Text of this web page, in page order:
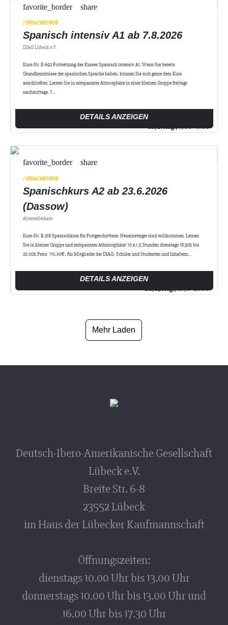
favorite_border share
/ SPRACHKURSE
Spanisch intensiv A1 ab 7.8.2026
DIAG Lübeck e.V.
Kurs-Nr. E-692 Fortsetzung des Kurses Spanisch intensiv A1. Wenn Sie bereits
Grundkenntnisse der spanischen Sprache haben, können Sie sich gerne dem Kurs
anschließen. Lernen Sie in entspannter Atmosphäre in einer kleinen Gruppe freitags
nachmittags. 7…
Fr., 21 Aug.,15:00 - 17:00
DETAILS ANZEIGEN
favorite_border share
/ SPRACHKURSE
Spanischkurs A2 ab 23.6.2026
(Dassow)
Altenteilerkate
Kurs-Nr. E-318 Spanischkurs für Fortgeschrittene. Neueinsteiger sind willkommen. Lernen
Sie in kleiner Gruppe und entspannter Athmosphäre! 10 x 1,5 Stunden dienstags 18.30h bis
20.00h Preis: 110,00€, für Mitglieder der DIAG, Schüler und Studenten und Inhabern…
Di., 25 Aug.,18:30 - 20:00
DETAILS ANZEIGEN
Mehr Laden
Deutsch-Ibero-Amerikanische Gesellschaft
Lübeck e.V.
Breite Str. 6-8
23552 Lübeck
im Haus der Lübecker Kaufmannschaft
Öffnungszeiten:
dienstags 10.00 Uhr bis 13.00 Uhr
donnerstags 10.00 Uhr bis 13.00 Uhr und
16.00 Uhr bis 17.30 Uhr